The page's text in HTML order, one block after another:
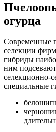
огурца
Современные
селекции
гибриды
ним
селекционно-
специальные